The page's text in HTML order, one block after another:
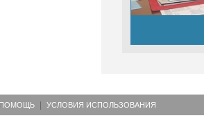
ПОМОЩЬ УСЛОВИЯ ИСПОЛЬЗОВАНИЯ